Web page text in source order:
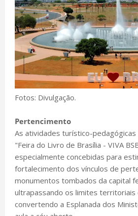
Fotos: Divulgação.
Pertencimento
As atividades turístico-
"Feira do Livro de Brasília - VIVA
especialmente concebidas para
fortalecimento dos vínculos de
monumentos tombados da capital
ultrapassando os limites territoriais
convertendo a Esplanada dos